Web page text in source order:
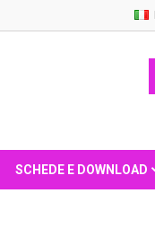
SCHEDE E DOWNLOAD